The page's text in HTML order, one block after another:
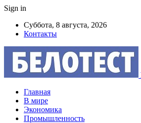
Sign in
Суббота, 8 августа, 2026
Контакты
Главная
В мире
Экономика
Промышленность